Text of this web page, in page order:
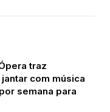
traz
com música
semana para